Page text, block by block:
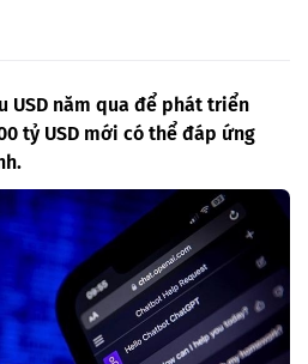
USD năm qua để phát triển
tỷ USD mới có thể đáp ứng